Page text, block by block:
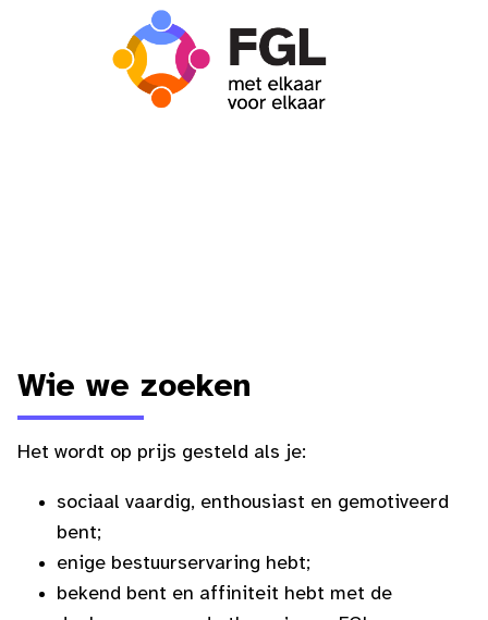
Wie we zoeken
Het wordt op prijs gesteld als je:
sociaal vaardig, enthousiast en gemotiveerd
bent;
enige bestuurservaring hebt;
bekend bent en affiniteit hebt met de